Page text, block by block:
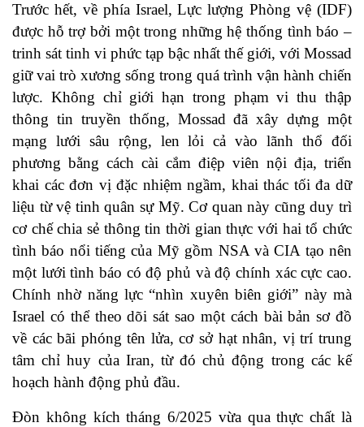
Trước hết, về phía Israel, Lực lượng Phòng vệ (IDF)
được hỗ trợ bởi một trong những hệ thống tình báo –
trinh sát tinh vi phức tạp bậc nhất thế giới, với Mossad
giữ vai trò xương sống trong quá trình vận hành chiến
lược. Không chỉ giới hạn trong phạm vi thu thập
thông tin truyền thống, Mossad đã xây dựng một
mạng lưới sâu rộng, len lỏi cả vào lãnh thổ đối
phương bằng cách cài cắm điệp viên nội địa, triển
khai các đơn vị đặc nhiệm ngầm, khai thác tối đa dữ
liệu từ vệ tinh quân sự Mỹ. Cơ quan này cũng duy trì
cơ chế chia sẻ thông tin thời gian thực với hai tổ chức
tình báo nổi tiếng của Mỹ gồm NSA và CIA tạo nên
một lưới tình báo có độ phủ và độ chính xác cực cao.
Chính nhờ năng lực “nhìn xuyên biên giới” này mà
Israel có thể theo dõi sát sao một cách bài bản sơ đồ
về các bãi phóng tên lửa, cơ sở hạt nhân, vị trí trung
tâm chỉ huy của Iran, từ đó chủ động trong các kế
hoạch hành động phủ đầu.
Đòn không kích tháng 6/2025 vừa qua thực chất là